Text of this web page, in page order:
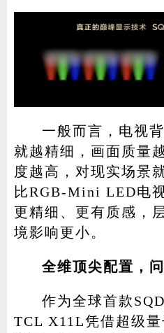
一般而言，电视
就越精细，画面质量
度越高，对现实场景
比RGB-Mini LED电
更精细、更有质感，
境影响更小。
全维顶尖配置，
作为全球首款
TCL X11L凭借超级